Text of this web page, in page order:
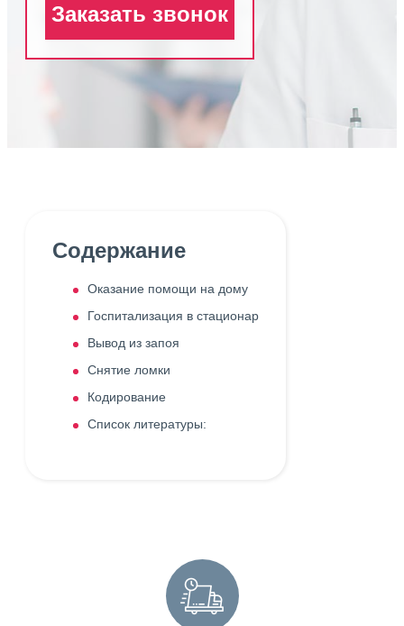
Заказать звонок
Содержание
Оказание помощи на дому
Госпитализация в стационар
Вывод из запоя
Снятие ломки
Кодирование
Список литературы: